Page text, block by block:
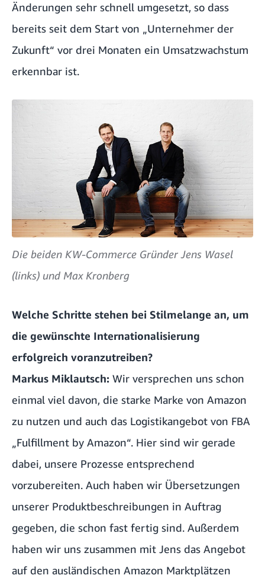
Änderungen sehr schnell umgesetzt, so dass
bereits seit dem Start von „Unternehmer der
Zukunft“ vor drei Monaten ein Umsatzwachstum
erkennbar ist.
Die beiden KW-Commerce Gründer Jens Wasel
(links) und Max Kronberg
Welche Schritte stehen bei Stilmelange an, um
die gewünschte Internationalisierung
erfolgreich voranzutreiben?
Markus Miklautsch: Wir versprechen uns schon
einmal viel davon, die starke Marke von Amazon
zu nutzen und auch das Logistikangebot von FBA
„Fulfillment by Amazon“. Hier sind wir gerade
dabei, unsere Prozesse entsprechend
vorzubereiten. Auch haben wir Übersetzungen
unserer Produktbeschreibungen in Auftrag
gegeben, die schon fast fertig sind. Außerdem
haben wir uns zusammen mit Jens das Angebot
auf den ausländischen Amazon Marktplätzen